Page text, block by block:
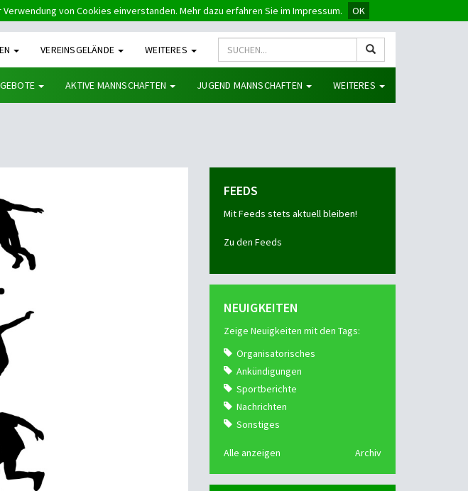
von Cookies einverstanden. Mehr dazu erfahren Sie im Impressum. OK
VEREINSGELÄNDE WEITERES
AKTIVE MANNSCHAFTEN JUGEND MANNSCHAFTEN WEITERES
FEEDS
Mit Feeds stets aktuell bleiben!
Zu den Feeds
NEUIGKEITEN
Zeige Neuigkeiten mit den Tags:
Organisatorisches
Ankündigungen
Sportberichte
Nachrichten
Sonstiges
Alle anzeigen Archiv